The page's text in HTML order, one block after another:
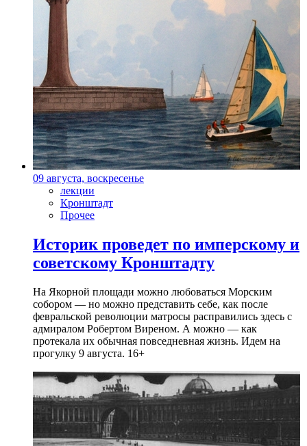
09 августа, воскресенье
лекции
Кронштадт
Прочее
Историк проведет по имперскому и
советскому Кронштадту
На Якорной площади можно любоваться Морским
собором — но можно представить себе, как после
февральской революции матросы расправились здесь с
адмиралом Робертом Виреном. А можно — как
протекала их обычная повседневная жизнь. Идем на
прогулку 9 августа. 16+